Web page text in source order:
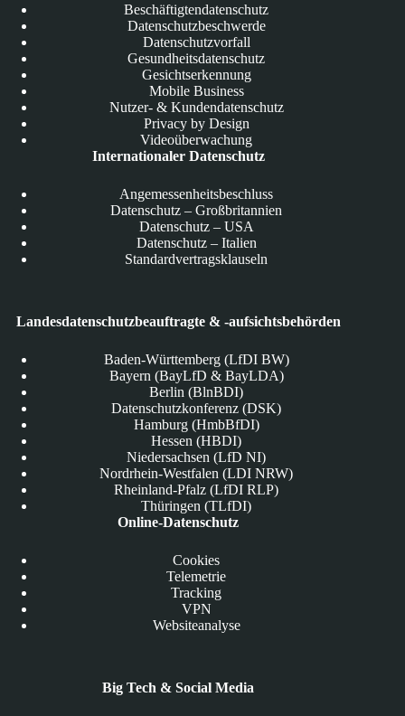
Beschäftigtendatenschutz
Datenschutzbeschwerde
Datenschutzvorfall
Gesundheitsdatenschutz
Gesichtserkennung
Mobile Business
Nutzer- & Kundendatenschutz
Privacy by Design
Videoüberwachung
Internationaler Datenschutz
Angemessenheitsbeschluss
Datenschutz – Großbritannien
Datenschutz – USA
Datenschutz – Italien
Standardvertragsklauseln
Landesdatenschutzbeauftragte & -aufsichtsbehörden
Baden-Württemberg (LfDI BW)
Bayern (BayLfD & BayLDA)
Berlin (BlnBDI)
Datenschutzkonferenz (DSK)
Hamburg (HmbBfDI)
Hessen (HBDI)
Niedersachsen (LfD NI)
Nordrhein-Westfalen (LDI NRW)
Rheinland-Pfalz (LfDI RLP)
Thüringen (TLfDI)
Online-Datenschutz
Cookies
Telemetrie
Tracking
VPN
Websiteanalyse
Big Tech & Social Media